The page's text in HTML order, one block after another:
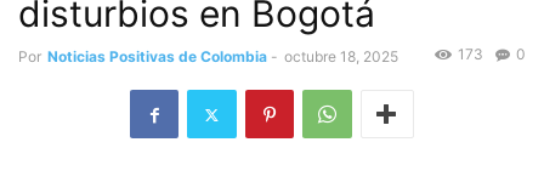
disturbios en Bogotá
Por Noticias Positivas de Colombia - octubre 18, 2025 0
173